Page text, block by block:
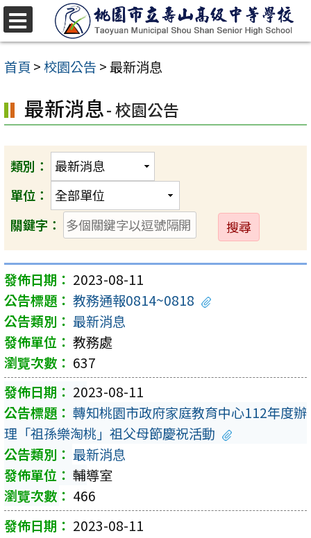
跳
至
主
內
容
首頁 >校園公告 >最新消息
最新消息- 校園公告
類別：
單位：
關鍵字：
送
出
2023-08-11
教務通報0814~0818
最新消息
教務處
637
2023-08-11
轉知桃園市政府家庭教育中心112年度辦
理「祖孫樂淘桃」祖父母節慶祝活動
最新消息
輔導室
466
2023-08-11
選
單